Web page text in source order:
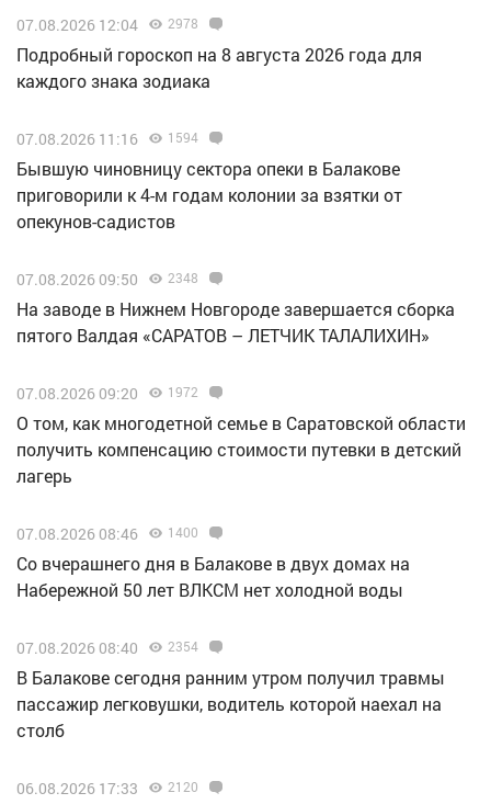
07.08.2026 12:04 2978
Подробный гороскоп на 8 августа 2026 года для
каждого знака зодиака
07.08.2026 11:16 1594
Бывшую чиновницу сектора опеки в Балакове
приговорили к 4-м годам колонии за взятки от
опекунов-садистов
07.08.2026 09:50 2348
Н️а заводе в Нижнем Новгороде завершается сборка
пятого Валдая «САРАТОВ – ЛЕТЧИК ТАЛАЛИХИН»
07.08.2026 09:20 1972
О том, как многодетной семье в Саратовской области
получить компенсацию стоимости путевки в детский
лагерь
07.08.2026 08:46 1400
Со вчерашнего дня в Балакове в двух домах на
Набережной 50 лет ВЛКСМ нет холодной воды
07.08.2026 08:40 2354
В Балакове сегодня ранним утром получил травмы
пассажир легковушки, водитель которой наехал на
столб
06.08.2026 17:33 2120